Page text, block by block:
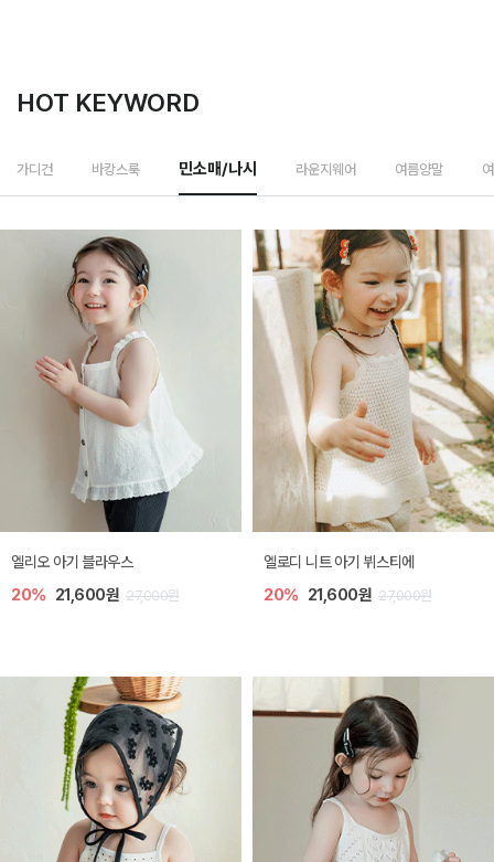
HOT KEYWORD
가디건 바캉스룩 민소매/나시 라운지웨어 여름양말
미렐 아기 라운지웨어
10% 28,800원 32,000원
[SIZE ~6Y] 로미나 라운지 셋업
10% 26,100원 29,000원